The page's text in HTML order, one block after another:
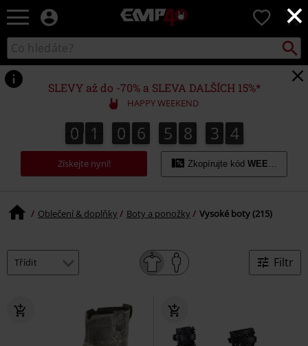
×
EMP
Hudba,
filmy
&
seriály,
Merch
pro
hráče,
Alternativní
móda
0
Katalog
vyhledávání
SLEVY až do -70% a SLEVA DALŠÍCH 15%*
HAPPY WEEKEND
0
0 1
1 0
0 6
6 5
5 8
8 3
4
3 2
3
2
4
3
Získejte nyní! Zkopírujte kód WEEKEND
Oblečení & doplňky Boty a ponožky Vysoké boty (215)
Filtr